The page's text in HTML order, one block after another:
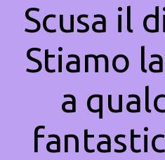
Scusa il
Stiamo
a